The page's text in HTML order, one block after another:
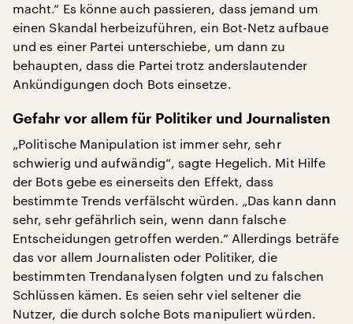
macht.“ Es könne auch passieren, dass jemand um
einen Skandal herbeizuführen, ein Bot-Netz aufbaue
und es einer Partei unterschiebe, um dann zu
behaupten, dass die Partei trotz anderslautender
Ankündigungen doch Bots einsetze.
Gefahr vor allem für Politiker und Journalisten
„Politische Manipulation ist immer sehr, sehr
schwierig und aufwändig“, sagte Hegelich. Mit Hilfe
der Bots gebe es einerseits den Effekt, dass
bestimmte Trends verfälscht würden. „Das kann dann
sehr, sehr gefährlich sein, wenn dann falsche
Entscheidungen getroffen werden.“ Allerdings beträfe
das vor allem Journalisten oder Politiker, die
bestimmten Trendanalysen folgten und zu falschen
Schlüssen kämen. Es seien sehr viel seltener die
Nutzer, die durch solche Bots manipuliert würden.